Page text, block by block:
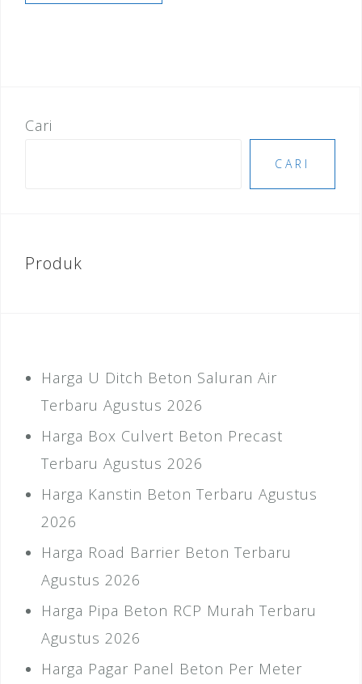
Cari
CARI
Produk
Harga U Ditch Beton Saluran Air
Terbaru Agustus 2026
Harga Box Culvert Beton Precast
Terbaru Agustus 2026
Harga Kanstin Beton Terbaru Agustus
2026
Harga Road Barrier Beton Terbaru
Agustus 2026
Harga Pipa Beton RCP Murah Terbaru
Agustus 2026
Harga Pagar Panel Beton Per Meter